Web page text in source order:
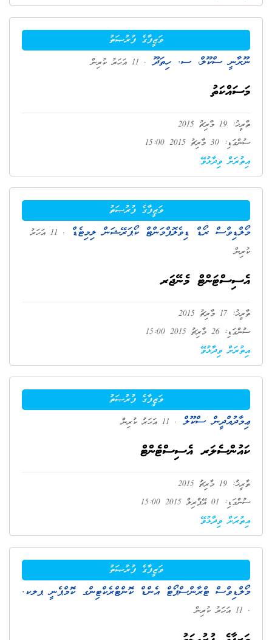
ވަޒީފާގެ ފުރުޞަތު
ނޫރާނީ ސްކޫލް، ސ. ހިތަދޫ . 11 އަހަރު ކުރިން
މަސައްކަތު
ތާރީޚު: 19 މާރިޗު 2015
ސުންގަޑި: 30 މާރިޗު 2015 15:00
އިތުރަށް ވިދާޅުވޭ
ވަޒީފާގެ ފުރުޞަތު
މޯލްޑިވްސް ރޯޑް ޑިވެލޮޕްމަންޓް ކޯޕަރޭޝަން ލިމިޓެޑް
. 11 އަހަރު
ކުރިން
އެސިސްޓަންޓް މެނޭޖަރ
ތާރީޚު: 17 މާރިޗު 2015
ސުންގަޑި: 26 މާރިޗު 2015 15:00
އިތުރަށް ވިދާޅުވޭ
ވަޒީފާގެ ފުރުޞަތު
ޢިމާދުއްދީން ސްކޫލް . 11 އަހަރު ކުރިން
ކައުންސެލަރ އެސިސްޓެންޓް
ތާރީޚު: 19 މާރިޗު 2015
ސުންގަޑި: 01 އޭޕްރިލް 2015 15:00
އިތުރަށް ވިދާޅުވޭ
ވަޒީފާގެ ފުރުޞަތު
މޯލްޑިވްސް ޓްރާންސްޕޯޓް އެންޑް ކޮންޓްރެކްޓިންގ ކޮމްޕެނީ ޕލކ.
. 11 އަހަރު ކުރިން